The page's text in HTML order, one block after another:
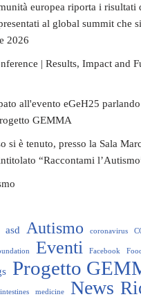
europea riporta i risultati
al global summit che
2026
| Results, Impact and
all'evento eGeH25
GEMMA
si è tenuto, presso la Sala
“Raccontami
asd Autismo coronavirus
Eventi Facebook Food
Progetto
intestines medicine News